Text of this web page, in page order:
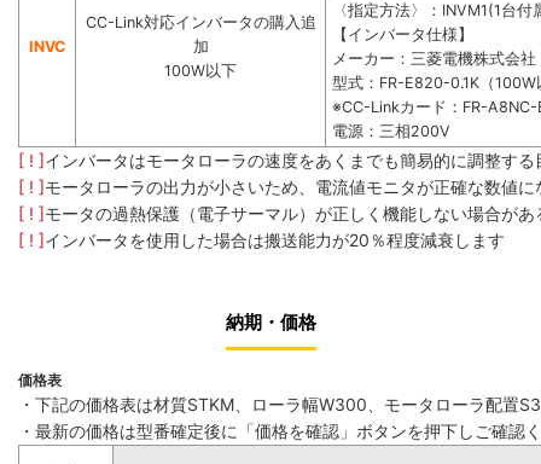
INVC
CC-Link対応インバータの購入追
加
100W以下
〈指定方法〉：INVM1(1台
【インバータ仕様】
メーカー：三菱電機株式会社
型式：FR-E820-0.1K（100W
※CC-Linkカード：FR-A8NC-
電源：三相200V
[ ! ]インバータはモータローラの速度をあくまでも簡易的に調整す
[ ! ]モータローラの出力が小さいため、電流値モニタが正確な数値
[ ! ]モータの過熱保護（電子サーマル）が正しく機能しない場合が
[ ! ]インバータを使用した場合は搬送能力が20％程度減衰します
納期・価格
価格表
・下記の価格表は材質STKM、ローラ幅W300、モータローラ配置
・最新の価格は型番確定後に「価格を確認」ボタンを押下しご確認